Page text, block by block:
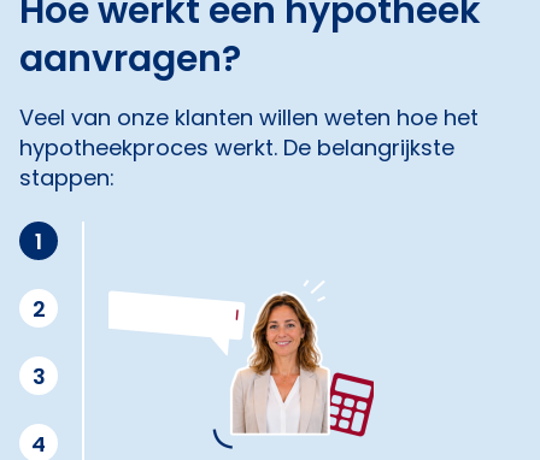
Hoe werkt een hypotheek
aanvragen?
Veel van onze klanten willen weten hoe het
hypotheekproces werkt. De belangrijkste
stappen:
1
2
3
4